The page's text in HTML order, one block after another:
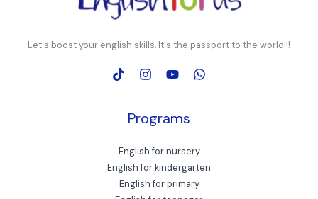
Let's boost your english skills. It's the passport to the world!!!
Programs
English for nursery
English for kindergarten
English for primary